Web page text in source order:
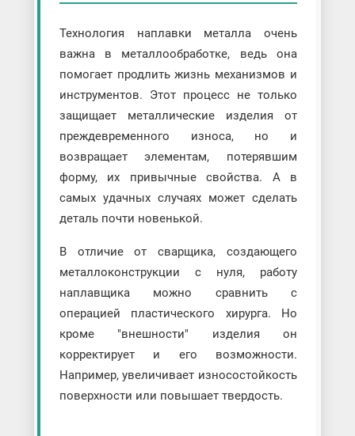
Технология наплавки металла очень
важна в металлообработке, ведь она
помогает продлить жизнь механизмов и
инструментов. Этот процесс не только
защищает металлические изделия от
преждевременного износа, но и
возвращает элементам, потерявшим
форму, их привычные свойства. А в
самых удачных случаях может сделать
деталь почти новенькой.
В отличие от сварщика, создающего
металлоконструкции с нуля, работу
наплавщика можно сравнить с
операцией пластического хирурга. Но
кроме "внешности" изделия он
корректирует и его возможности.
Например, увеличивает износостойкость
поверхности или повышает твердость.